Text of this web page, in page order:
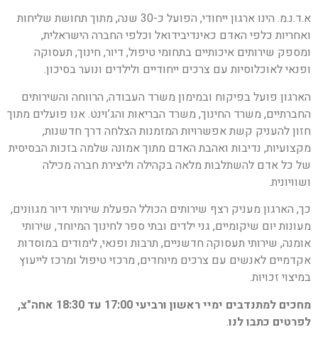
א.ד.נ.מ. הינו ארגון ייחודי, הפועל כ-30 שנה, מתוך תחושת שליחות
ואחריות כלפי האדם כאינדיבידואל וכלפי החברה הישראלית,
ומספק שירותים איכותיים בתחומי טיפול, דיור, חינוך, תעסוקה
ופנאי לאוכלוסיות עם צרכים ייחודיים ולילדים ונוער בסיכון.
הארגון פועל בפיקוח ובמימון משרד העבודה, הרווחה והשירותים
החברתיים, משרד החינוך, משרד הבריאות והג’וינט. אנו פועלים מתוך
חזון להעניק קשת אפשרויות המזמנות הצלחה דרך חדשנות,
מקצועיות, נדיבות ואהבת האדם מתוך אמונה שלמה בזכות הבסיסית
של כל אדם להשתלבות מלאה בקהילה וליצירת חברה מכילה
ושוויונית.
כך, הארגון מעניק רצף שירותים הכולל הפעלת שירותי דיור מגוונים,
מעונות יום שיקומיים, גני ילדים ובתי ספר לחינוך המיוחד, שירותי
אומנה, שירותי תעסוקה חדשניים, תרבות ופנאי, לימודים במוסדות
אקדמיים לאנשים עם צרכים מיוחדים, מרכזי טיפול ומרכז לייעוץ
במיצוי זכויות.
מחכים למתנדבים ימיי ראשון ורביעי 17:00 עד 18:30 אחה"צ,
לפרטים כתבו לנו.